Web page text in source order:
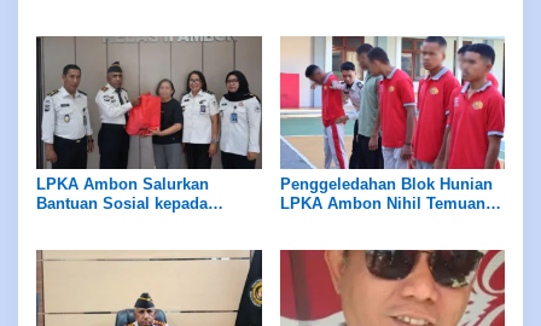
LPKA Ambon Salurkan
Bantuan Sosial kepada
Penggeledahan Blok Hunian
LPKA Ambon Nihil Temuan